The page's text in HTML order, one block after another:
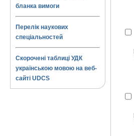
бланка вимоги
Перелік наукових
спеціальностей
Скорочені таблиці УДК
українською мовою на веб-
сайті UDCS